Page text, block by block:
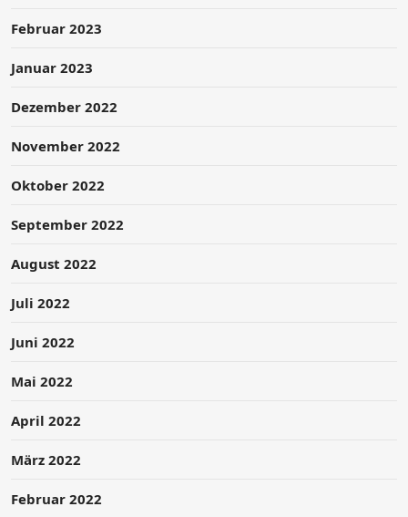
Februar 2023
Januar 2023
Dezember 2022
November 2022
Oktober 2022
September 2022
August 2022
Juli 2022
Juni 2022
Mai 2022
April 2022
März 2022
Februar 2022